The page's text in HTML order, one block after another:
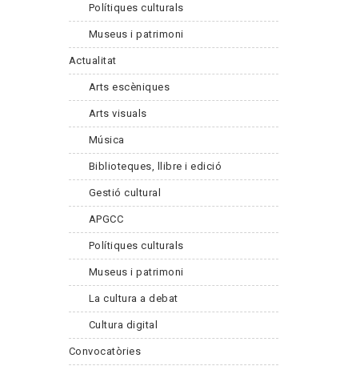
Polítiques culturals
Museus i patrimoni
Actualitat
Arts escèniques
Arts visuals
Música
Biblioteques, llibre i edició
Gestió cultural
APGCC
Polítiques culturals
Museus i patrimoni
La cultura a debat
Cultura digital
Convocatòries